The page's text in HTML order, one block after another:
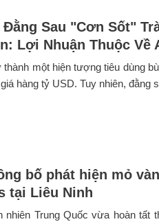
Sau "Cơn Sốt"
Lợi Nhuận Thuộc Về
một hiện tượng tiêu dùng
hàng tỷ USD. Tuy nhiên, đằng
bố phát hiện mỏ
tại Liêu Ninh
nhiên Trung Quốc vừa hoàn tất